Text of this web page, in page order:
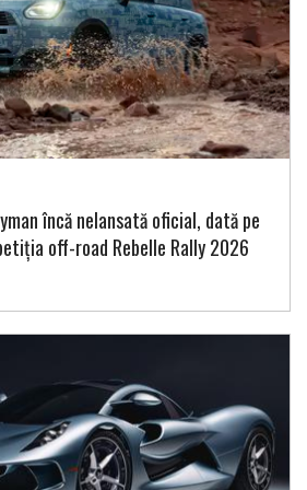
încă nelansată oficial, dată pe
off-road Rebelle Rally 2026